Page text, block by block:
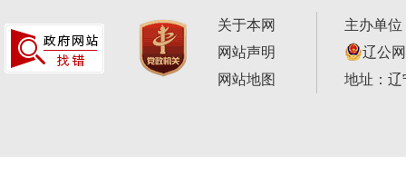
关于本网
网站声明
网站地图
主办单
辽公
地址：辽